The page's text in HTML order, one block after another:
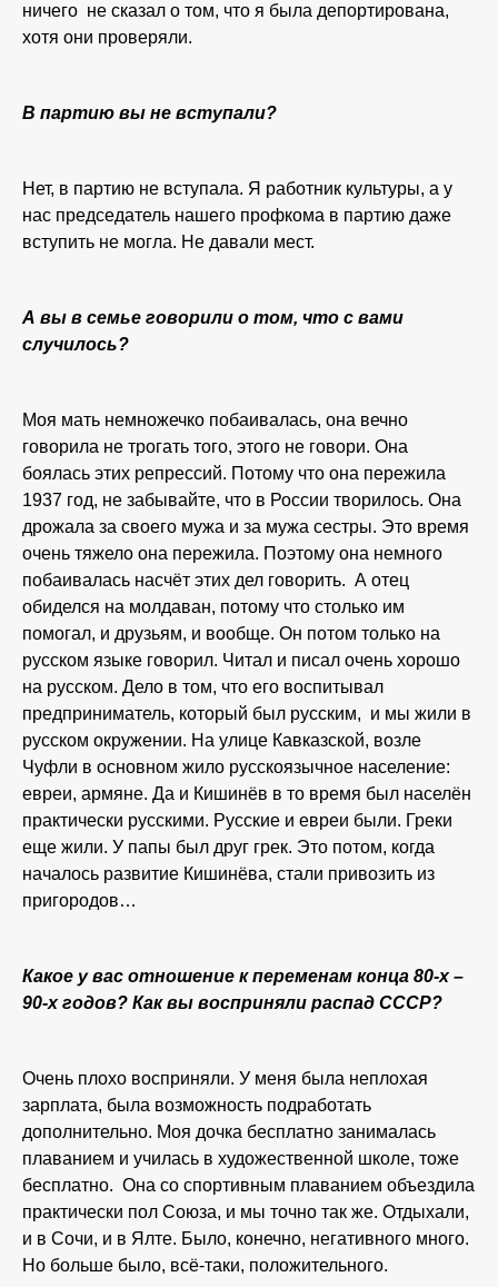
ничего не сказал о том, что я была депортирована,
хотя они проверяли.
В партию вы не вступали?
Нет, в партию не вступала. Я работник культуры, а у
нас председатель нашего профкома в партию даже
вступить не могла. Не давали мест.
А вы в семье говорили о том, что с вами
случилось?
Моя мать немножечко побаивалась, она вечно
говорила не трогать того, этого не говори. Она
боялась этих репрессий. Потому что она пережила
1937 год, не забывайте, что в России творилось. Она
дрожала за своего мужа и за мужа сестры. Это время
очень тяжело она пережила. Поэтому она немного
побаивалась насчёт этих дел говорить. А отец
обиделся на молдаван, потому что столько им
помогал, и друзьям, и вообще. Он потом только на
русском языке говорил. Читал и писал очень хорошо
на русском. Дело в том, что его воспитывал
предприниматель, который был русским, и мы жили в
русском окружении. На улице Кавказской, возле
Чуфли в основном жило русскоязычное население:
евреи, армяне. Да и Кишинёв в то время был населён
практически русскими. Русские и евреи были. Греки
еще жили. У папы был друг грек. Это потом, когда
началось развитие Кишинёва, стали привозить из
пригородов…
Какое у вас отношение к переменам конца 80-х –
90-х годов? Как вы восприняли распад СССР?
Очень плохо восприняли. У меня была неплохая
зарплата, была возможность подработать
дополнительно. Моя дочка бесплатно занималась
плаванием и училась в художественной школе, тоже
бесплатно. Она со спортивным плаванием объездила
практически пол Союза, и мы точно так же. Отдыхали,
и в Сочи, и в Ялте. Было, конечно, негативного много.
Но больше было, всё-таки, положительного.